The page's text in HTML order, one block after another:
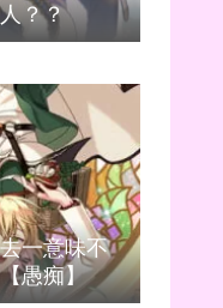
？？
一意味不
愚痴】